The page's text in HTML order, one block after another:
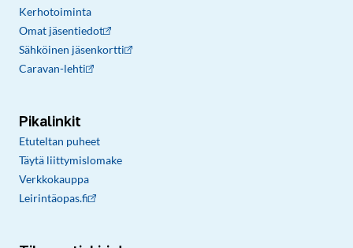
Kerhotoiminta
Omat jäsentiedot
Sähköinen jäsenkortti
Caravan-lehti
Pikalinkit
Etuteltan puheet
Täytä liittymislomake
Verkkokauppa
Leirintäopas.fi